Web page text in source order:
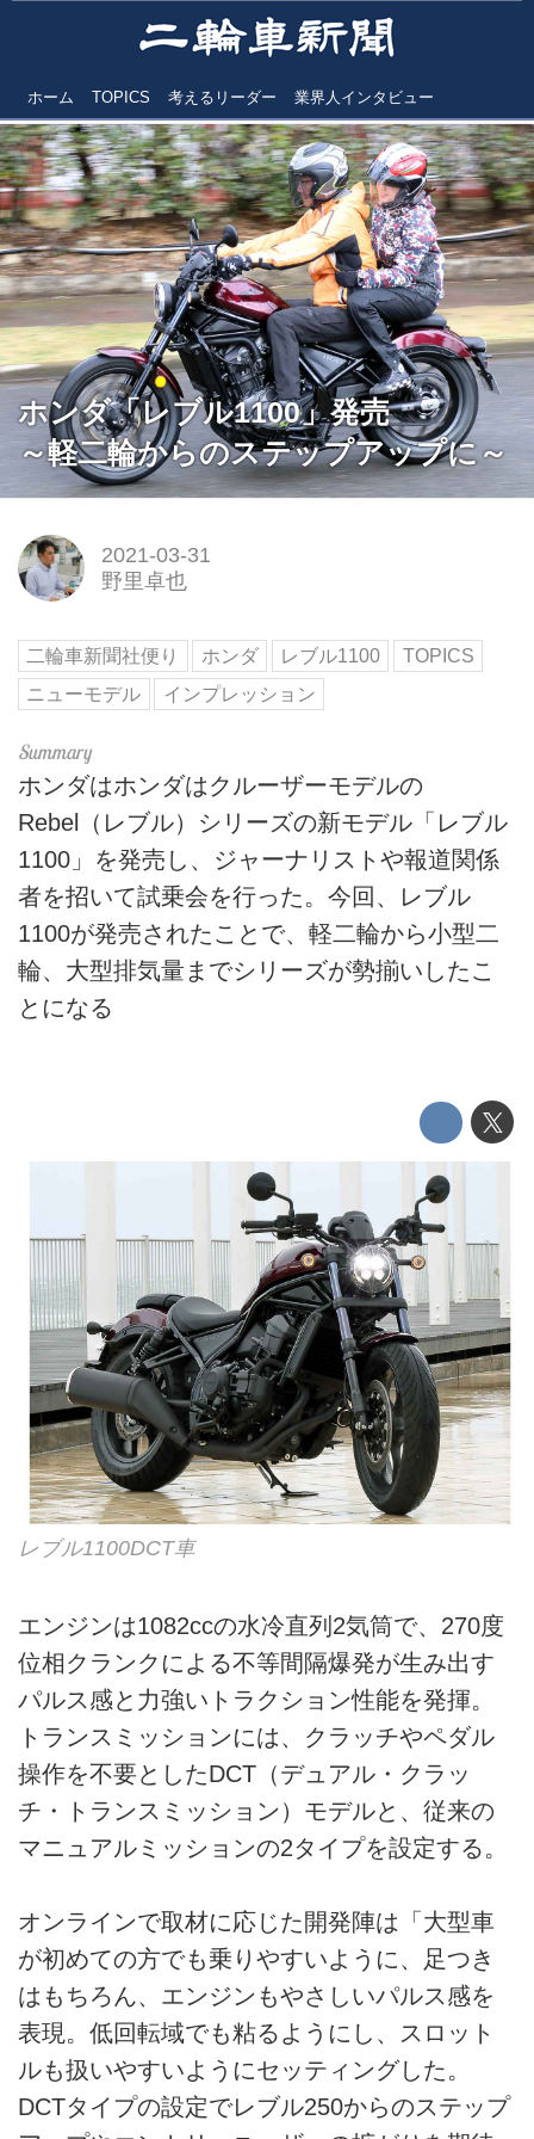
ホーム TOPICS 考えるリーダー 業界人インタビュー
ホンダ「レブル1100」発売
～軽二輪からのステップアップに～
2021-03-31
野里卓也
二輪車新聞社便り ホンダ レブル1100
TOPICS
ニューモデル
インプレッション
ホンダはホンダはクルーザーモデルの
Rebel（レブル）シリーズの新モデル「レブル
1100」を発売し、ジャーナリストや報道関係
者を招いて試乗会を行った。今回、レブル
1100が発売されたことで、軽二輪から小型二
輪、大型排気量までシリーズが勢揃いしたこ
とになる
レブル1100DCT車
エンジンは1082ccの水冷直列2気筒で、270度
位相クランクによる不等間隔爆発が生み出す
パルス感と力強いトラクション性能を発揮。
トランスミッションには、クラッチやペダル
操作を不要としたDCT（デュアル・クラッ
チ・トランスミッション）モデルと、従来の
マニュアルミッションの2タイプを設定する。
オンラインで取材に応じた開発陣は「大型車
が初めての方でも乗りやすいように、足つき
はもちろん、エンジンもやさしいパルス感を
表現。低回転域でも粘るようにし、スロット
ルも扱いやすいようにセッティングした。
DCTタイプの設定でレブル250からのステップ